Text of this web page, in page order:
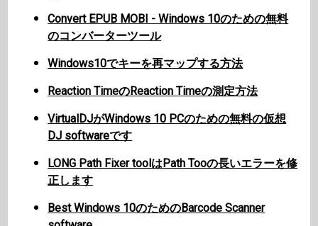
Convert EPUB MOBI - Windows 10のための無料
のコンバーターツール
Windows10でキーを再マップする方法
Reaction TimeのReaction Timeの測定方法
VirtualDJがWindows 10 PCのための無料の仮想
DJ softwareです
LONG Path Fixer toolはPath Tooの長いエラーを修
正します
Best Windows 10のためのBarcode Scanner